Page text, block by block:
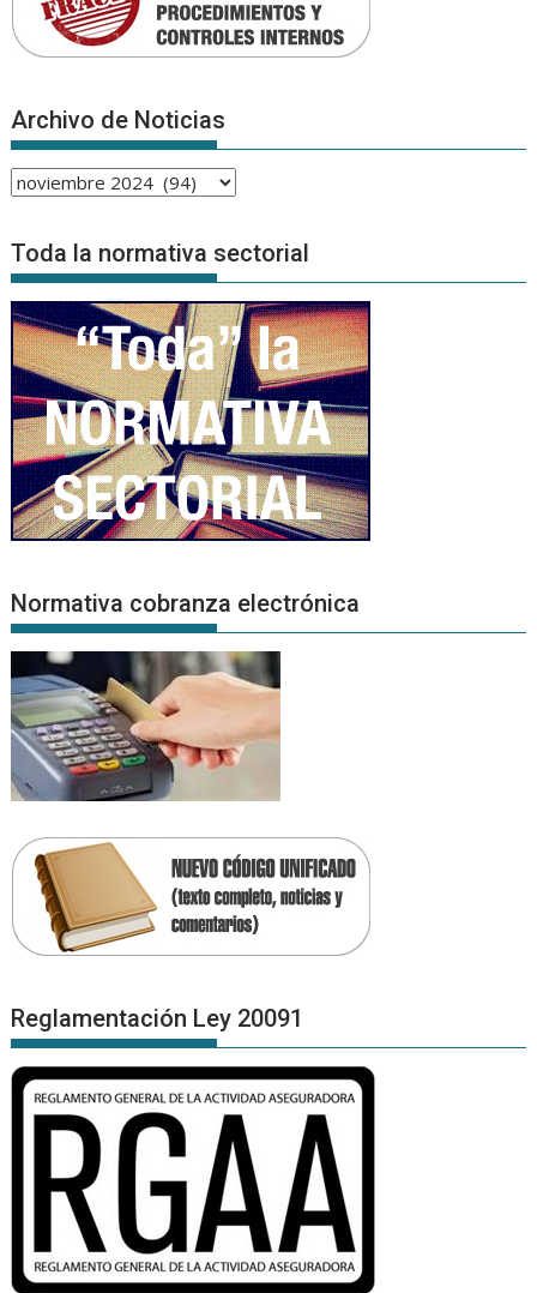
Archivo de Noticias
Archivo
Noticias
Toda la normativa sectorial
Normativa cobranza electrónica
Reglamentación Ley 20091